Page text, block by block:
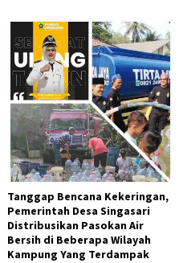
Tanggap Bencana Kekeringan,
Pemerintah Desa Singasari
Distribusikan Pasokan Air
Bersih di Beberapa Wilayah
Kampung Yang Terdampak